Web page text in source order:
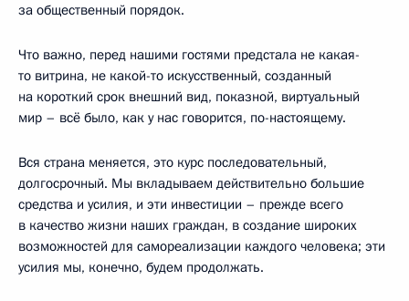
за общественный порядок.
Что важно, перед нашими гостями предстала не какая-
то витрина, не какой-то искусственный, созданный
на короткий срок внешний вид, показной, виртуальный
мир – всё было, как у нас говорится, по-настоящему.
Вся страна меняется, это курс последовательный,
долгосрочный. Мы вкладываем действительно большие
средства и усилия, и эти инвестиции – прежде всего
в качество жизни наших граждан, в создание широких
возможностей для самореализации каждого человека; эти
усилия мы, конечно, будем продолжать.